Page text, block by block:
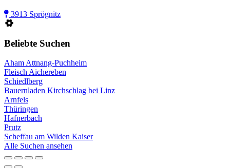
3913 Sprögnitz
Beliebte Suchen
Aham Attnang-Puchheim
Fleisch Aichereben
Schiedlberg
Bauernladen Kirchschlag bei Linz
Arnfels
Thüringen
Hafnerbach
Prutz
Scheffau am Wilden Kaiser
Alle Suchen ansehen